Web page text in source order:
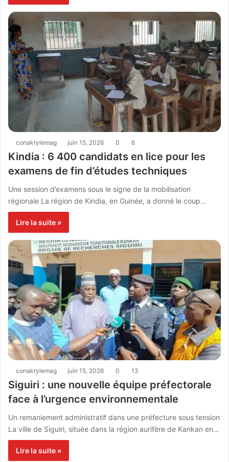
conakrylemag juin 15, 2026 0 6
Kindia : 6 400 candidats en lice pour les
examens de fin d’études techniques
Une session d’examens sous le signe de la mobilisation
régionale La région de Kindia, en Guinée, a donné le coup…
Lire la suite »
conakrylemag juin 15, 2026 0 13
Siguiri : une nouvelle équipe préfectorale
face à l’urgence environnementale
Un remaniement administratif dans une préfecture sous tension
La ville de Siguiri, située dans la région aurifère de Kankan en…
Lire la suite »